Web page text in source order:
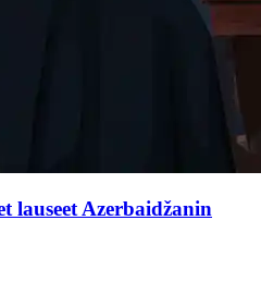
lauseet Azerbaidžanin